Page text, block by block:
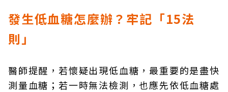
發生低血糖怎麼辦？牢記「15法
則」
醫師提醒，若懷疑出現低血糖，最重要的是盡快
測量血糖；若一時無法檢測，也應先依低血糖處